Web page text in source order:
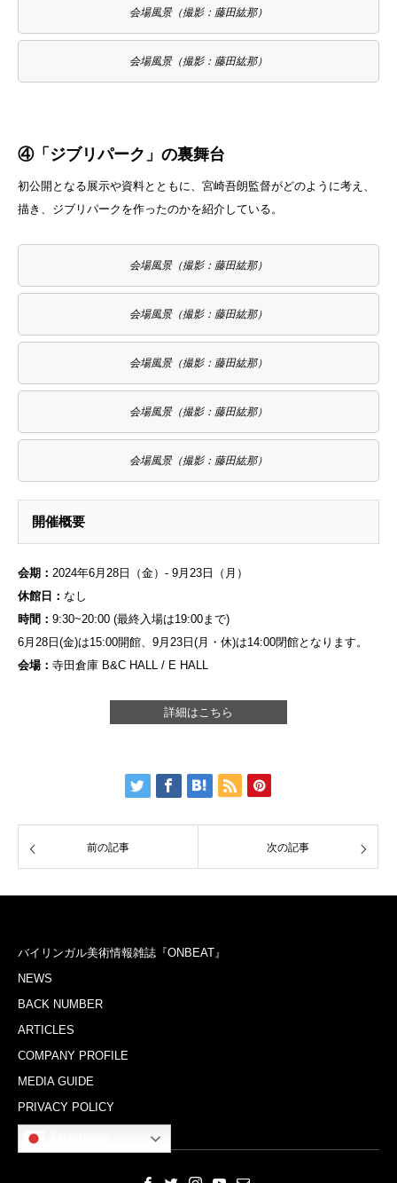
会場風景（撮影：藤田紘那）
会場風景（撮影：藤田紘那）
④「ジブリパーク」の裏舞台
初公開となる展示や資料とともに、宮崎吾朗監督がどのように考え、
描き、ジブリパークを作ったのかを紹介している。
会場風景（撮影：藤田紘那）
会場風景（撮影：藤田紘那）
会場風景（撮影：藤田紘那）
会場風景（撮影：藤田紘那）
会場風景（撮影：藤田紘那）
開催概要
会期： 2024年6月28日（金）- 9月23日（月）
休館日： なし
時間： 9:30~20:00 (最終入場は19:00まで)
6月28日(金)は15:00開館、9月23日(月・休)は14:00閉館となります。
会場： 寺田倉庫 B&C HALL / E HALL
詳細はこちら
前の記事 次の記事
バイリンガル美術情報雑誌『ONBEAT』
NEWS
BACK NUMBER
ARTICLES
COMPANY PROFILE
MEDIA GUIDE
PRIVACY POLICY